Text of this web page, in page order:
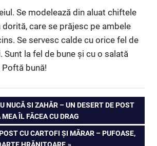
Se modelează din aluat chiftele
care se prăjesc pe ambele
Se servesc calde cu orice fel de
Sunt la fel de bune și cu o salată
bună!
NUCĂ SI ZAHĂR – UN DESERT DE POST
ÎL FĂCEA CU DRAG
CU CARTOFI ȘI MĂRAR – PUFOASE,